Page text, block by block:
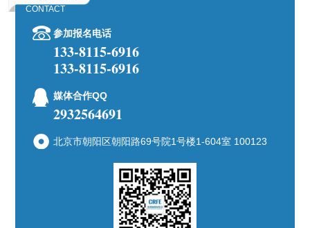
CONTACT
参加报名电话
133-8115-6916
133-8115-6916
媒体合作QQ
2932564691
北京市朝阳区朝阳路69号院1号楼1-604室 100123